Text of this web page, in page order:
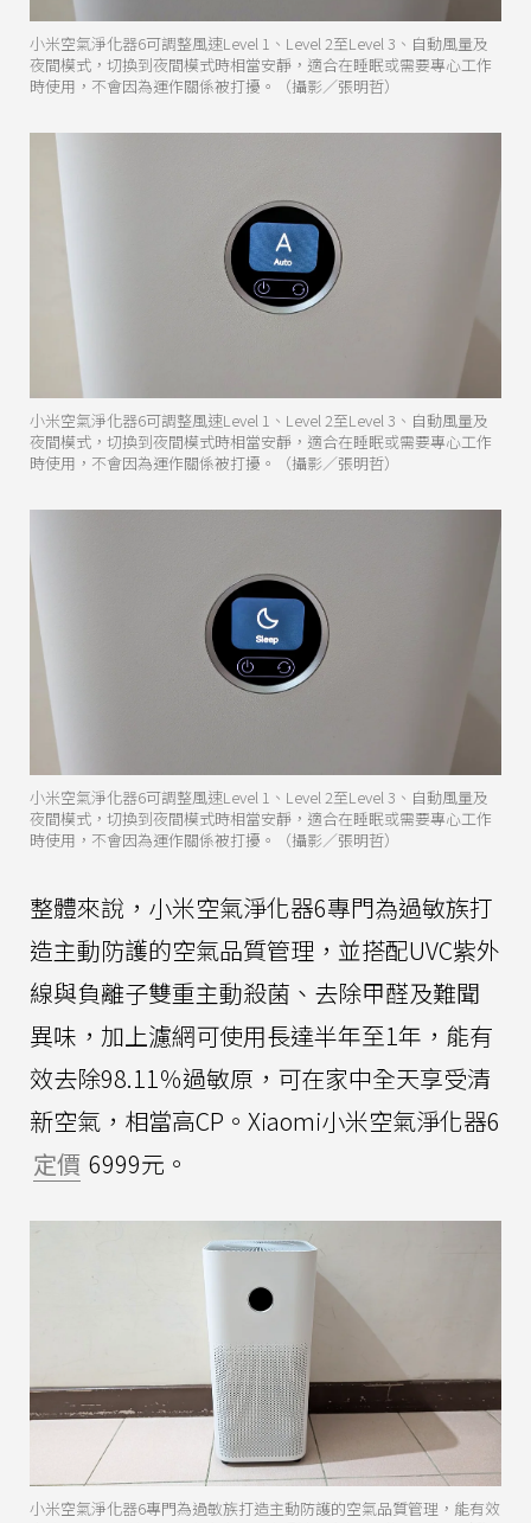
小米空氣淨化器6可調整風速Level 1、Level 2至Level 3、自動風量及
夜間模式，切換到夜間模式時相當安靜，適合在睡眠或需要專心工作
時使用，不會因為運作關係被打擾。（攝影／張明哲）
小米空氣淨化器6可調整風速Level 1、Level 2至Level 3、自動風量及
夜間模式，切換到夜間模式時相當安靜，適合在睡眠或需要專心工作
時使用，不會因為運作關係被打擾。（攝影／張明哲）
小米空氣淨化器6可調整風速Level 1、Level 2至Level 3、自動風量及
夜間模式，切換到夜間模式時相當安靜，適合在睡眠或需要專心工作
時使用，不會因為運作關係被打擾。（攝影／張明哲）
整體來說，小米空氣淨化器6專門為過敏族打
造主動防護的空氣品質管理，並搭配UVC紫外
線與負離子雙重主動殺菌、去除甲醛及難聞
異味，加上濾網可使用長達半年至1年，能有
效去除98.11％過敏原，可在家中全天享受清
新空氣，相當高CP。Xiaomi小米空氣淨化器6
定價 6999元。
小米空氣淨化器6專門為過敏族打造主動防護的空氣品質管理，能有效